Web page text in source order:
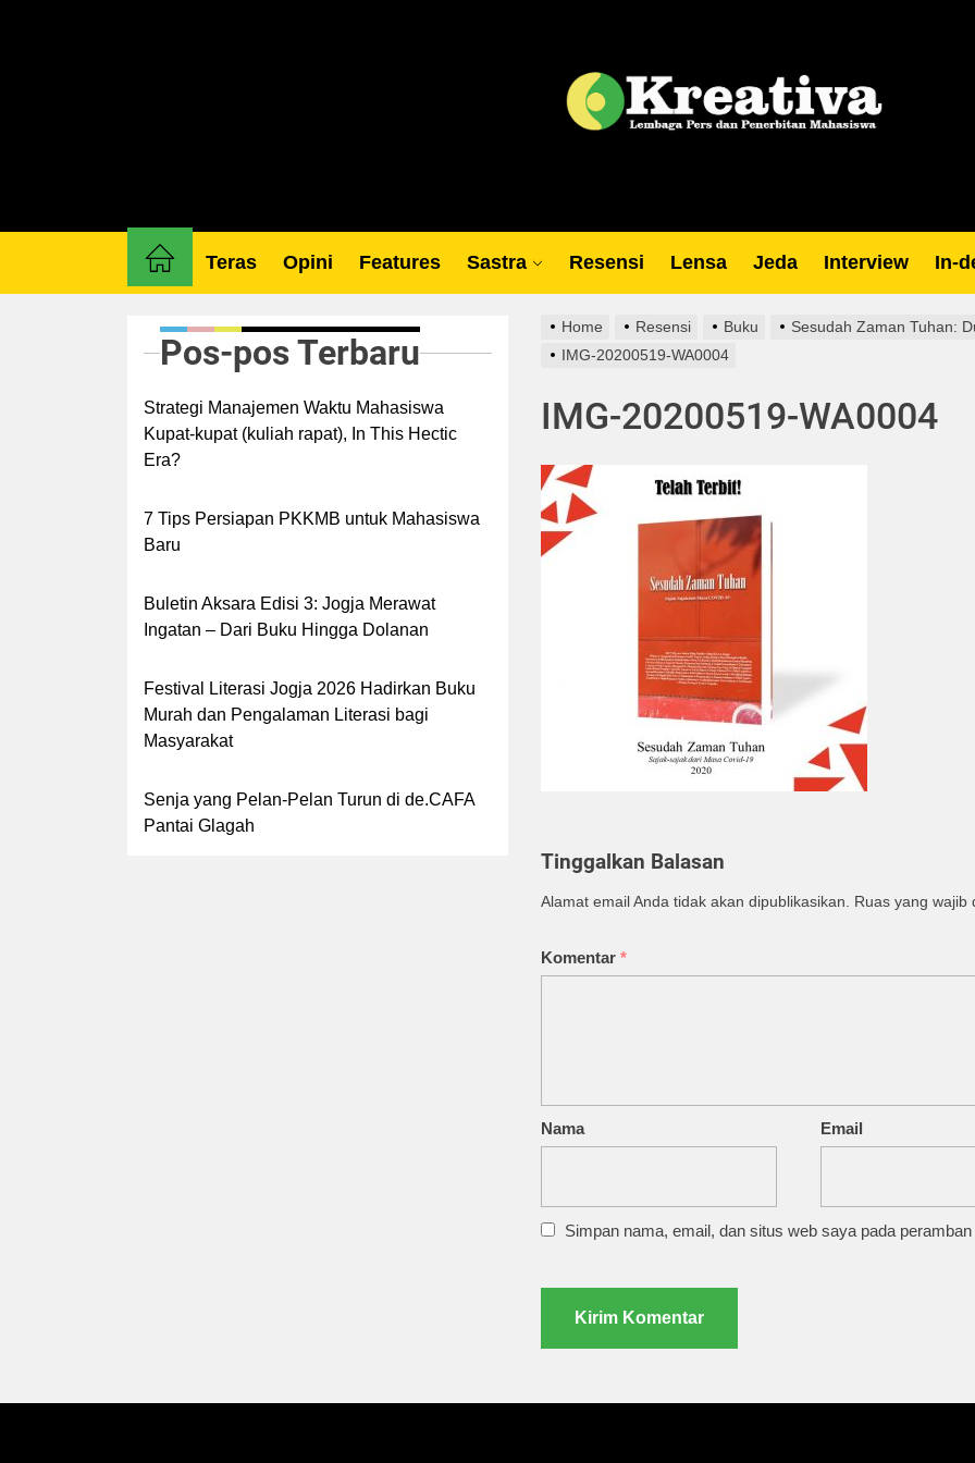
Teras Opini Features Sastra Resensi Lensa Jeda Interview In-
Home Resensi Buku
Sesudah Zaman Tuhan:
IMG-20200519-WA0004
IMG-20200519-WA0004
Tinggalkan Balasan
Alamat email Anda tidak akan dipublikasikan. Ruas yang wajib
Komentar *
Nama Email
Simpan nama, email, dan situs web saya pada
Pos-pos Terbaru
Strategi Manajemen Waktu Mahasiswa
Kupat-kupat (kuliah rapat), In This Hectic
Era?
7 Tips Persiapan PKKMB untuk Mahasiswa
Baru
Buletin Aksara Edisi 3: Jogja Merawat
Ingatan – Dari Buku Hingga Dolanan
Festival Literasi Jogja 2026 Hadirkan Buku
Murah dan Pengalaman Literasi bagi
Masyarakat
Senja yang Pelan-Pelan Turun di de.CAFA
Pantai Glagah